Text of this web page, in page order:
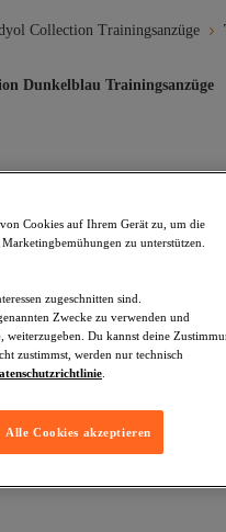
Collection Trainingsanzüge
Dunkelblau Trainingsanzüge
Collection Grau
Trendyol Collection
Trendyol Collection Herren
Mavi
Cookies auf Ihrem Gerät zu, um die
zu unterstützen.
zugeschnitten sind.
Zwecke zu verwenden und
Du kannst deine
zustimmst, werden nur technisch
Alle Cookies akzeptieren